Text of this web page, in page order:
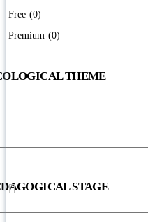
Free (0)
Premium (0)
THEME
STAGE